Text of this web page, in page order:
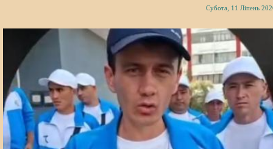
Субота, 11 Ліпень